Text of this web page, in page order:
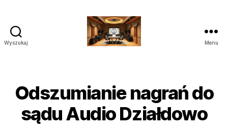
Wyszukaj
Sądu
Audio
Wideo
Menu
Odszumianie nagrań do
sądu Audio Działdowo